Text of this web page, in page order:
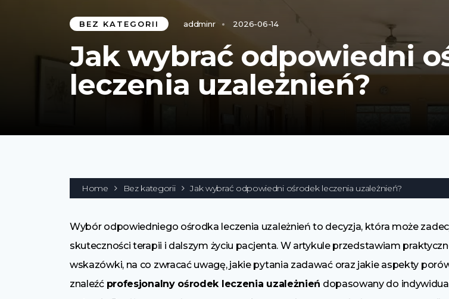
BEZ KATEGORII addminr 2026-06-14
Jak wybrać odpowiedni
leczenia uzależnień?
Home Bez kategorii Jak wybrać odpowiedni ośrodek leczenia uzależnień?
Wybór odpowiedniego ośrodka leczenia uzależnień to decyzja, która może
skuteczności terapii i dalszym życiu pacjenta. W artykule przedstawiam
wskazówki, na co zwracać uwagę, jakie pytania zadawać oraz jakie aspekty
znaleźć profesjonalny ośrodek leczenia uzależnień dopasowany do